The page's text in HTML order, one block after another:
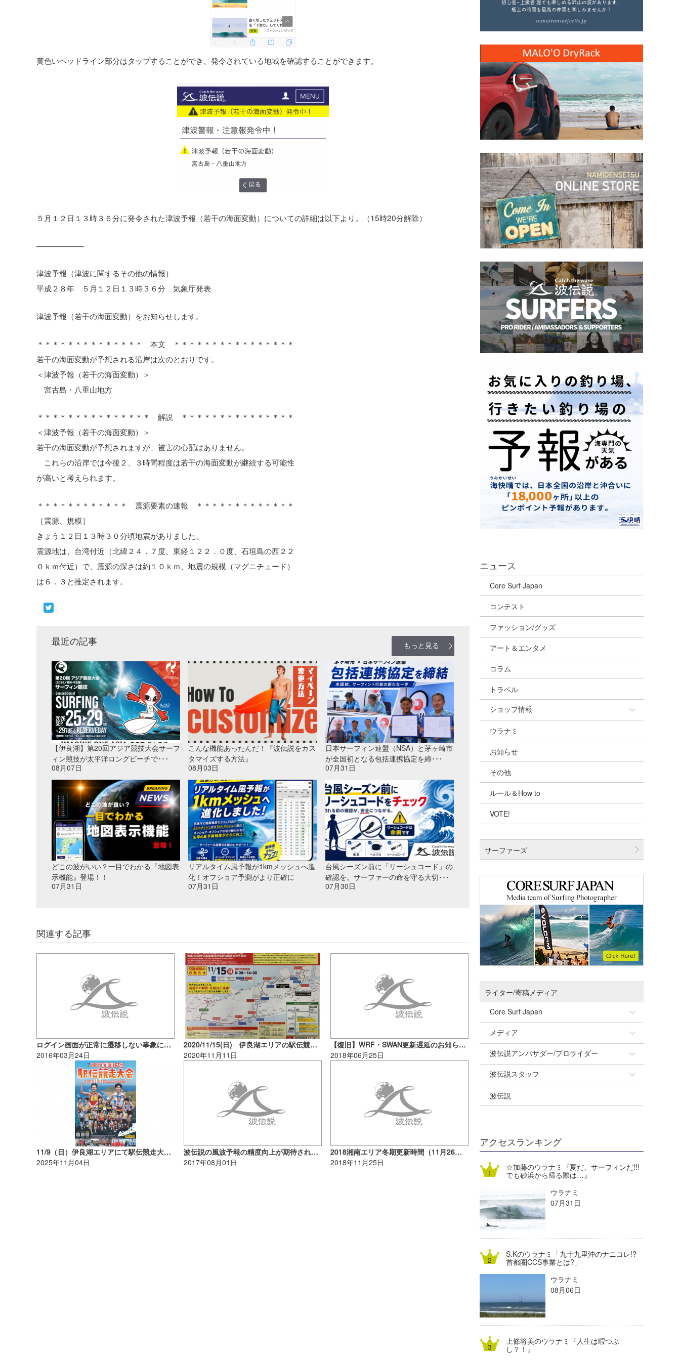
黄色いヘッドライン部分はタップすることができ、発令されている地域を確認することができます。
５月１２日１３時３６分に発令された津波予報（若干の海面変動）についての詳細は以下より。（15時20分解除）
——————-
津波予報（津波に関するその他の情報）
平成２８年 ５月１２日１３時３６分 気象庁発表
津波予報（若干の海面変動）をお知らせします。
＊＊＊＊＊＊＊＊＊＊＊＊＊＊ 本文 ＊＊＊＊＊＊＊＊＊＊＊＊＊＊＊＊
若干の海面変動が予想される沿岸は次のとおりです。
＜津波予報（若干の海面変動）＞
宮古島・八重山地方
＊＊＊＊＊＊＊＊＊＊＊＊＊＊＊ 解説 ＊＊＊＊＊＊＊＊＊＊＊＊＊＊＊
＜津波予報（若干の海面変動）＞
若干の海面変動が予想されますが、被害の心配はありません。
これらの沿岸では今後２、３時間程度は若干の海面変動が継続する可能性
が高いと考えられます。
＊＊＊＊＊＊＊＊＊＊＊＊ 震源要素の速報 ＊＊＊＊＊＊＊＊＊＊＊＊＊
［震源、規模］
きょう１２日１３時３０分頃地震がありました。
震源地は、台湾付近（北緯２４．７度、東経１２２．０度、石垣島の西２２
０ｋｍ付近）で、震源の深さは約１０ｋｍ、地震の規模（マグニチュード）
は６．３と推定されます。
最近の記事 もっと見る
【伊良湖】第20回アジア競技大会サーフ
ィン競技が太平洋ロングビーチで･･･
08月07日
こんな機能あったんだ！『波伝説をカス
タマイズする方法』
08月03日
日本サーフィン連盟（NSA）と茅ヶ崎市
が全国初となる包括連携協定を締･･･
07月31日
どこの波がいい？一目でわかる『地図表
示機能』登場！！
07月31日
リアルタイム風予報が1kmメッシュへ進
化！オフショア予測がより正確に
07月31日
台風シーズン前に「リーシュコード」の
確認を。サーファーの命を守る大切･･･
07月30日
関連する記事
ログイン画面が正常に遷移しない事象について
2016年03月24日
2020/11/15(日) 伊良湖エリアの駅伝競走大会開催に関する交通規制について
2020年11月11日
【復旧】WRF・SWAN更新遅延のお知らせとお詫び
2018年06月25日
11/9（日）伊良湖エリアにて駅伝競走大会が開催のため、交通規制があります
2025年11月04日
波伝説の風波予報の精度向上が期待されます
2017年08月01日
2018湘南エリア冬期更新時間（11月26日～）のお知らせ
2018年11月25日
ニュース
Core Surf Japan
コンテスト
ファッション/グッズ
アート＆エンタメ
コラム
トラベル
ショップ情報
ショップ情報
湘南
千葉北
伊豆
千葉南
四国
沖縄
ウラナミ
お知らせ
その他
ルール＆How to
VOTE!
サーファーズ
ライター/寄稿メディア
Core Surf Japan
Naoya Kimoto
mitsuteru Kamio
Yasunari Inoue
Yoshiyuki Obata
DELTA FORCE SURF
熊谷素子
メディア
SURFMEDIA
Colors MAGAZINE
WAVAL
波伝説アンバサダー/プロライダー
福島寿実子
中浦“JET”章
進士剛光
植村未来
NOBUFUKU
大野”MAR”修聖
喜納海人
波伝説スタッフ
☆加藤
Aichan
ECE
G◎Da
H
KID
KOBU
MIN
mitz
OYZ
波伝説
アクセスランキング
☆加藤のウラナミ『夏だ、サーフィンだ!!!
でも砂浜から帰る際は…』
ウラナミ
07月31日
S.Kのウラナミ「九十九里沖のナニコレ!?
首都圏CCS事業とは?」
ウラナミ
08月06日
上條将美のウラナミ『人生は暇つぶ
し？！』